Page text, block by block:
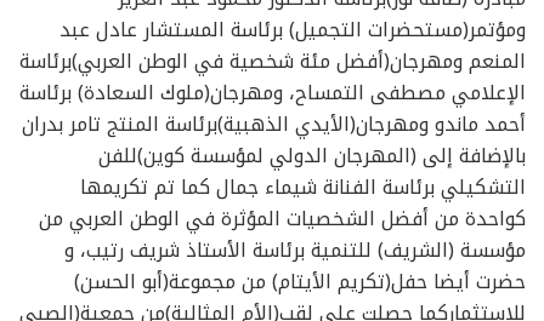
ومؤتمر(مستحضرات التجميل) برئاسة المستشار عادل عبد
المنعم ومهرجان(أفضل مئة شخصية في الوطن العربي)برئاسة
الإعلامي مصطفى التمساح، ومهرجان(ملوك السعادة) برئاسة
أحمد ماندو ومهرجان(الأيدي الذهبية)برئاسة المنتج تامر بدران
بالإضافة إلى (المهرجان الدولي لمؤسسة كوين)للفن
التشكيلي برئاسة الفنانة شيماء جمال كما تم تكريمها
كواحدة من أفضل الشخصيات المؤثرة في الوطن العربي من
مؤسسة (الشريف) للتنمية برئاسة الأستاذ شريف رتيب، و
حضرت أيضا حفل(تكريم الأيتام) من مجموعة(أبو الحسن)
للاستثماركما حصلت على لقب(الأم المثالية)من جمعية(الصبي